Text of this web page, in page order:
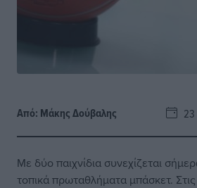
Από: Μάκης Δούβαλης
Με δύο παιχνίδια συνεχίζεται
τοπικά πρωταθλήματα μπάσκετ.